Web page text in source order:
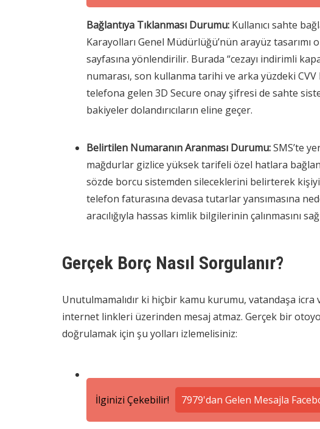
Bağlantıya Tıklanması Durumu: Kullanıcı sahte
Karayolları Genel Müdürlüğü’nün arayüz
sayfasına yönlendirilir. Burada “cezayı indirimli
numarası, son kullanma tarihi ve arka yüzdeki
telefona gelen 3D Secure onay şifresi de sahte
bakiyeler dolandırıcıların eline geçer.
Belirtilen Numaranın Aranması Durumu:SMS’te
mağdurlar gizlice yüksek tarifeli özel hatlara
sözde borcu sistemden sileceklerini belirterek
telefon faturasına devasa tutarlar yansımasına
aracılığıyla hassas kimlik bilgilerinin çalınmasını
Gerçek Borç Nasıl Sorgulanır?
Unutulmamalıdır ki hiçbir kamu kurumu, vatandaşa icra
internet linkleri üzerinden mesaj atmaz. Gerçek bir
doğrulamak için şu yolları izlemelisiniz:
İlginizi Çekebilir! 7979'dan Gelen Mesajla